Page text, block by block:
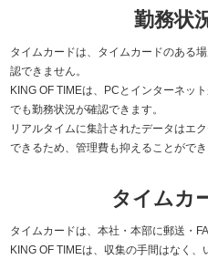
勤務状
タイムカードは、タイムカードのある
認できません。
KING OF TIMEは、PCとインターネッ
でも勤務状況が確認できます。
リアルタイムに集計されたデータはエ
できるため、管理費も抑えることができ
タイムカ
タイムカードは、本社・本部に郵送・
KING OF TIMEは、収集の手間はなく、